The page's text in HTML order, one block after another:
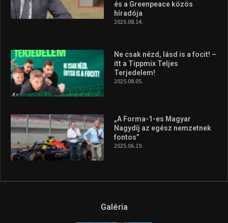
és a Greenpeace közös
híradója
2025.08.14.
Ne csak nézd, lásd is a focit! –
itt a Tippmix Teljes
Terjedelem!
2025.08.05.
„A Forma-1-es Magyar
Nagydíj az egész nemzetnek
fontos”
2025.06.19.
Galéria